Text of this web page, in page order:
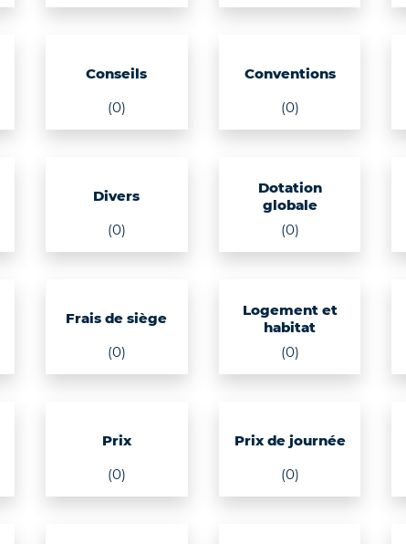
Conseils
(0)
Conventions
(0)
Divers
(0)
Dotation
globale
(0)
Frais de siège
(0)
Logement et
habitat
(0)
Prix
(0)
Prix de journée
(0)